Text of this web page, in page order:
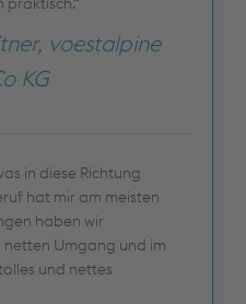
voestalpine
KG
in diese Richtung
hat mir am meisten
haben wir
Umgang und im
und nettes